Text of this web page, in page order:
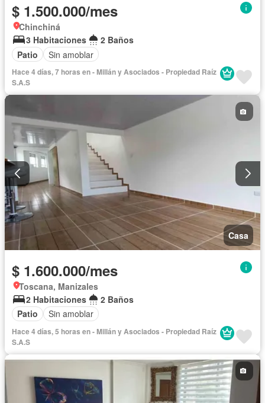
$ 1.500.000/mes
Chinchiná
3 Habitaciones
2 Baños
Patio
Sin amoblar
Hace 4 días, 7 horas en - Millán y Asociados - Propiedad Raíz
S.A.S
Casa
$ 1.600.000/mes
Toscana, Manizales
2 Habitaciones
2 Baños
Patio
Sin amoblar
Hace 4 días, 5 horas en - Millán y Asociados - Propiedad Raíz
S.A.S